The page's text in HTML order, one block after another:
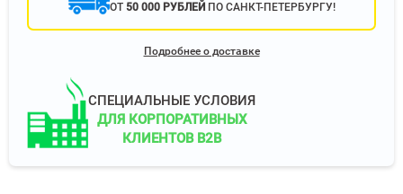
ОТ 50 000 РУБЛЕЙ ПО САНКТ-ПЕТЕРБУРГУ!
Подробнее о доставке
СПЕЦИАЛЬНЫЕ УСЛОВИЯ
ДЛЯ КОРПОРАТИВНЫХ
КЛИЕНТОВ B2B